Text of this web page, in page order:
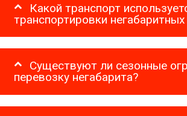
Какой транспорт
транспортировки негабаритных
Существуют ли сезонные
перевозку негабарита?